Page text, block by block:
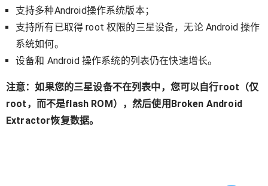
支持多种Android操作系统版本；
支持所有已取得 root 权限的三星设备，无论 Android 操作
系统如何。
设备和 Android 操作系统的列表仍在快速增长。
注意：如果您的三星设备不在列表中，您可以自行root（仅
root，而不是flash ROM），然后使用Broken Android
Extractor恢复数据。